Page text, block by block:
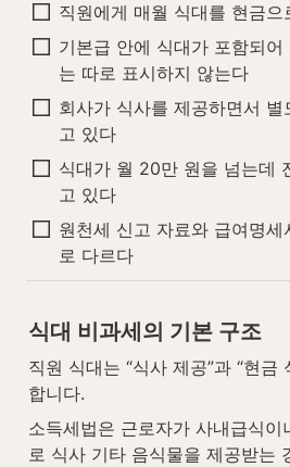
직원에게 매월 식대를 현금으
기본급 안에 식대가 포함되
는 따로 표시하지 않는다
회사가 식사를 제공하면서
고 있다
식대가 월 20만 원을 넘는데
고 있다
원천세 신고 자료와 급여명
로 다르다
식대 비과세의 기본 구조
직원 식대는 “식사 제공”과 “현금
합니다.
소득세법은 근로자가 사내급식이
로 식사 기타 음식물을 제공받는